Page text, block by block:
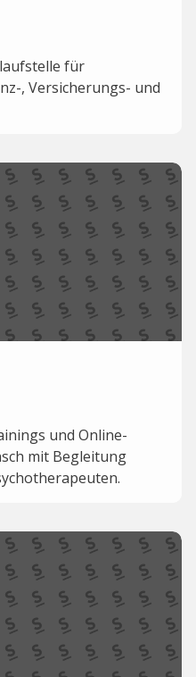
für
, Versicherungs- und
und Online-
mit Begleitung